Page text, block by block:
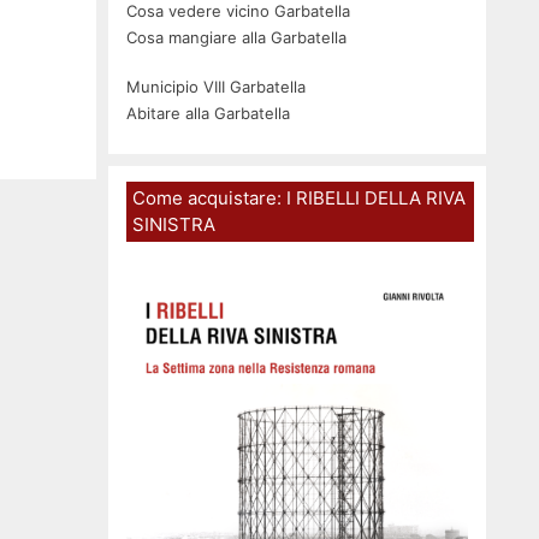
Cosa vedere vicino Garbatella
Cosa mangiare alla Garbatella
Municipio VIII Garbatella
Abitare alla Garbatella
Come acquistare: I RIBELLI DELLA RIVA
SINISTRA